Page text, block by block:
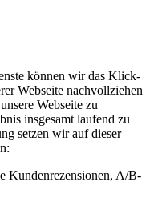
können wir das Klick-
Webseite nachvollziehen
Webseite zu
insgesamt laufend zu
setzen wir auf dieser
Kundenrezensionen, A/B-